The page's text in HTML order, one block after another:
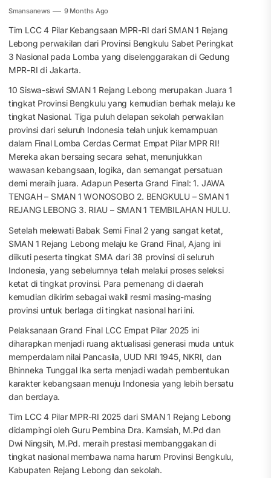
Smansanews 9 Months Ago
Tim LCC 4 Pilar Kebangsaan MPR-RI dari SMAN 1 Rejang
Lebong perwakilan dari Provinsi Bengkulu Sabet Peringkat
3 Nasional pada Lomba yang diselenggarakan di Gedung
MPR-RI di Jakarta.
10 Siswa-siswi SMAN 1 Rejang Lebong merupakan Juara 1
tingkat Provinsi Bengkulu yang kemudian berhak melaju ke
tingkat Nasional. Tiga puluh delapan sekolah perwakilan
provinsi dari seluruh Indonesia telah unjuk kemampuan
dalam Final Lomba Cerdas Cermat Empat Pilar MPR RI!
Mereka akan bersaing secara sehat, menunjukkan
wawasan kebangsaan, logika, dan semangat persatuan
demi meraih juara. Adapun Peserta Grand Final: 1. JAWA
TENGAH – SMAN 1 WONOSOBO 2. BENGKULU – SMAN 1
REJANG LEBONG 3. RIAU – SMAN 1 TEMBILAHAN HULU.
Setelah melewati Babak Semi Final 2 yang sangat ketat,
SMAN 1 Rejang Lebong melaju ke Grand Final, Ajang ini
diikuti peserta tingkat SMA dari 38 provinsi di seluruh
Indonesia, yang sebelumnya telah melalui proses seleksi
ketat di tingkat provinsi. Para pemenang di daerah
kemudian dikirim sebagai wakil resmi masing-masing
provinsi untuk berlaga di tingkat nasional hari ini.
Pelaksanaan Grand Final LCC Empat Pilar 2025 ini
diharapkan menjadi ruang aktualisasi generasi muda untuk
memperdalam nilai Pancasila, UUD NRI 1945, NKRI, dan
Bhinneka Tunggal Ika serta menjadi wadah pembentukan
karakter kebangsaan menuju Indonesia yang lebih bersatu
dan berdaya.
Tim LCC 4 Pilar MPR-RI 2025 dari SMAN 1 Rejang Lebong
didampingi oleh Guru Pembina Dra. Kamsiah, M.Pd dan
Dwi Ningsih, M.Pd. meraih prestasi membanggakan di
tingkat nasional membawa nama harum Provinsi Bengkulu,
Kabupaten Rejang Lebong dan sekolah.